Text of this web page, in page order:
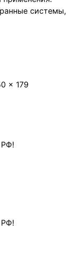
системы,
× 179
РФ!
РФ!